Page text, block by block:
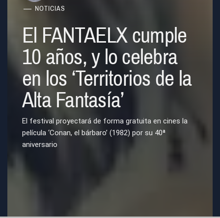
NOTICIAS
El FANTAELX cumple
10 años, y lo celebra
en los ‘Territorios de la
Alta Fantasía’
El festival proyectará de forma gratuita en cines la
película ‘Conan, el bárbaro’ (1982) por su 40ª
aniversario